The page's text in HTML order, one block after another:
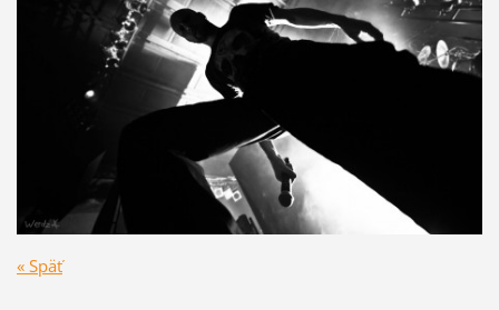
« Späť